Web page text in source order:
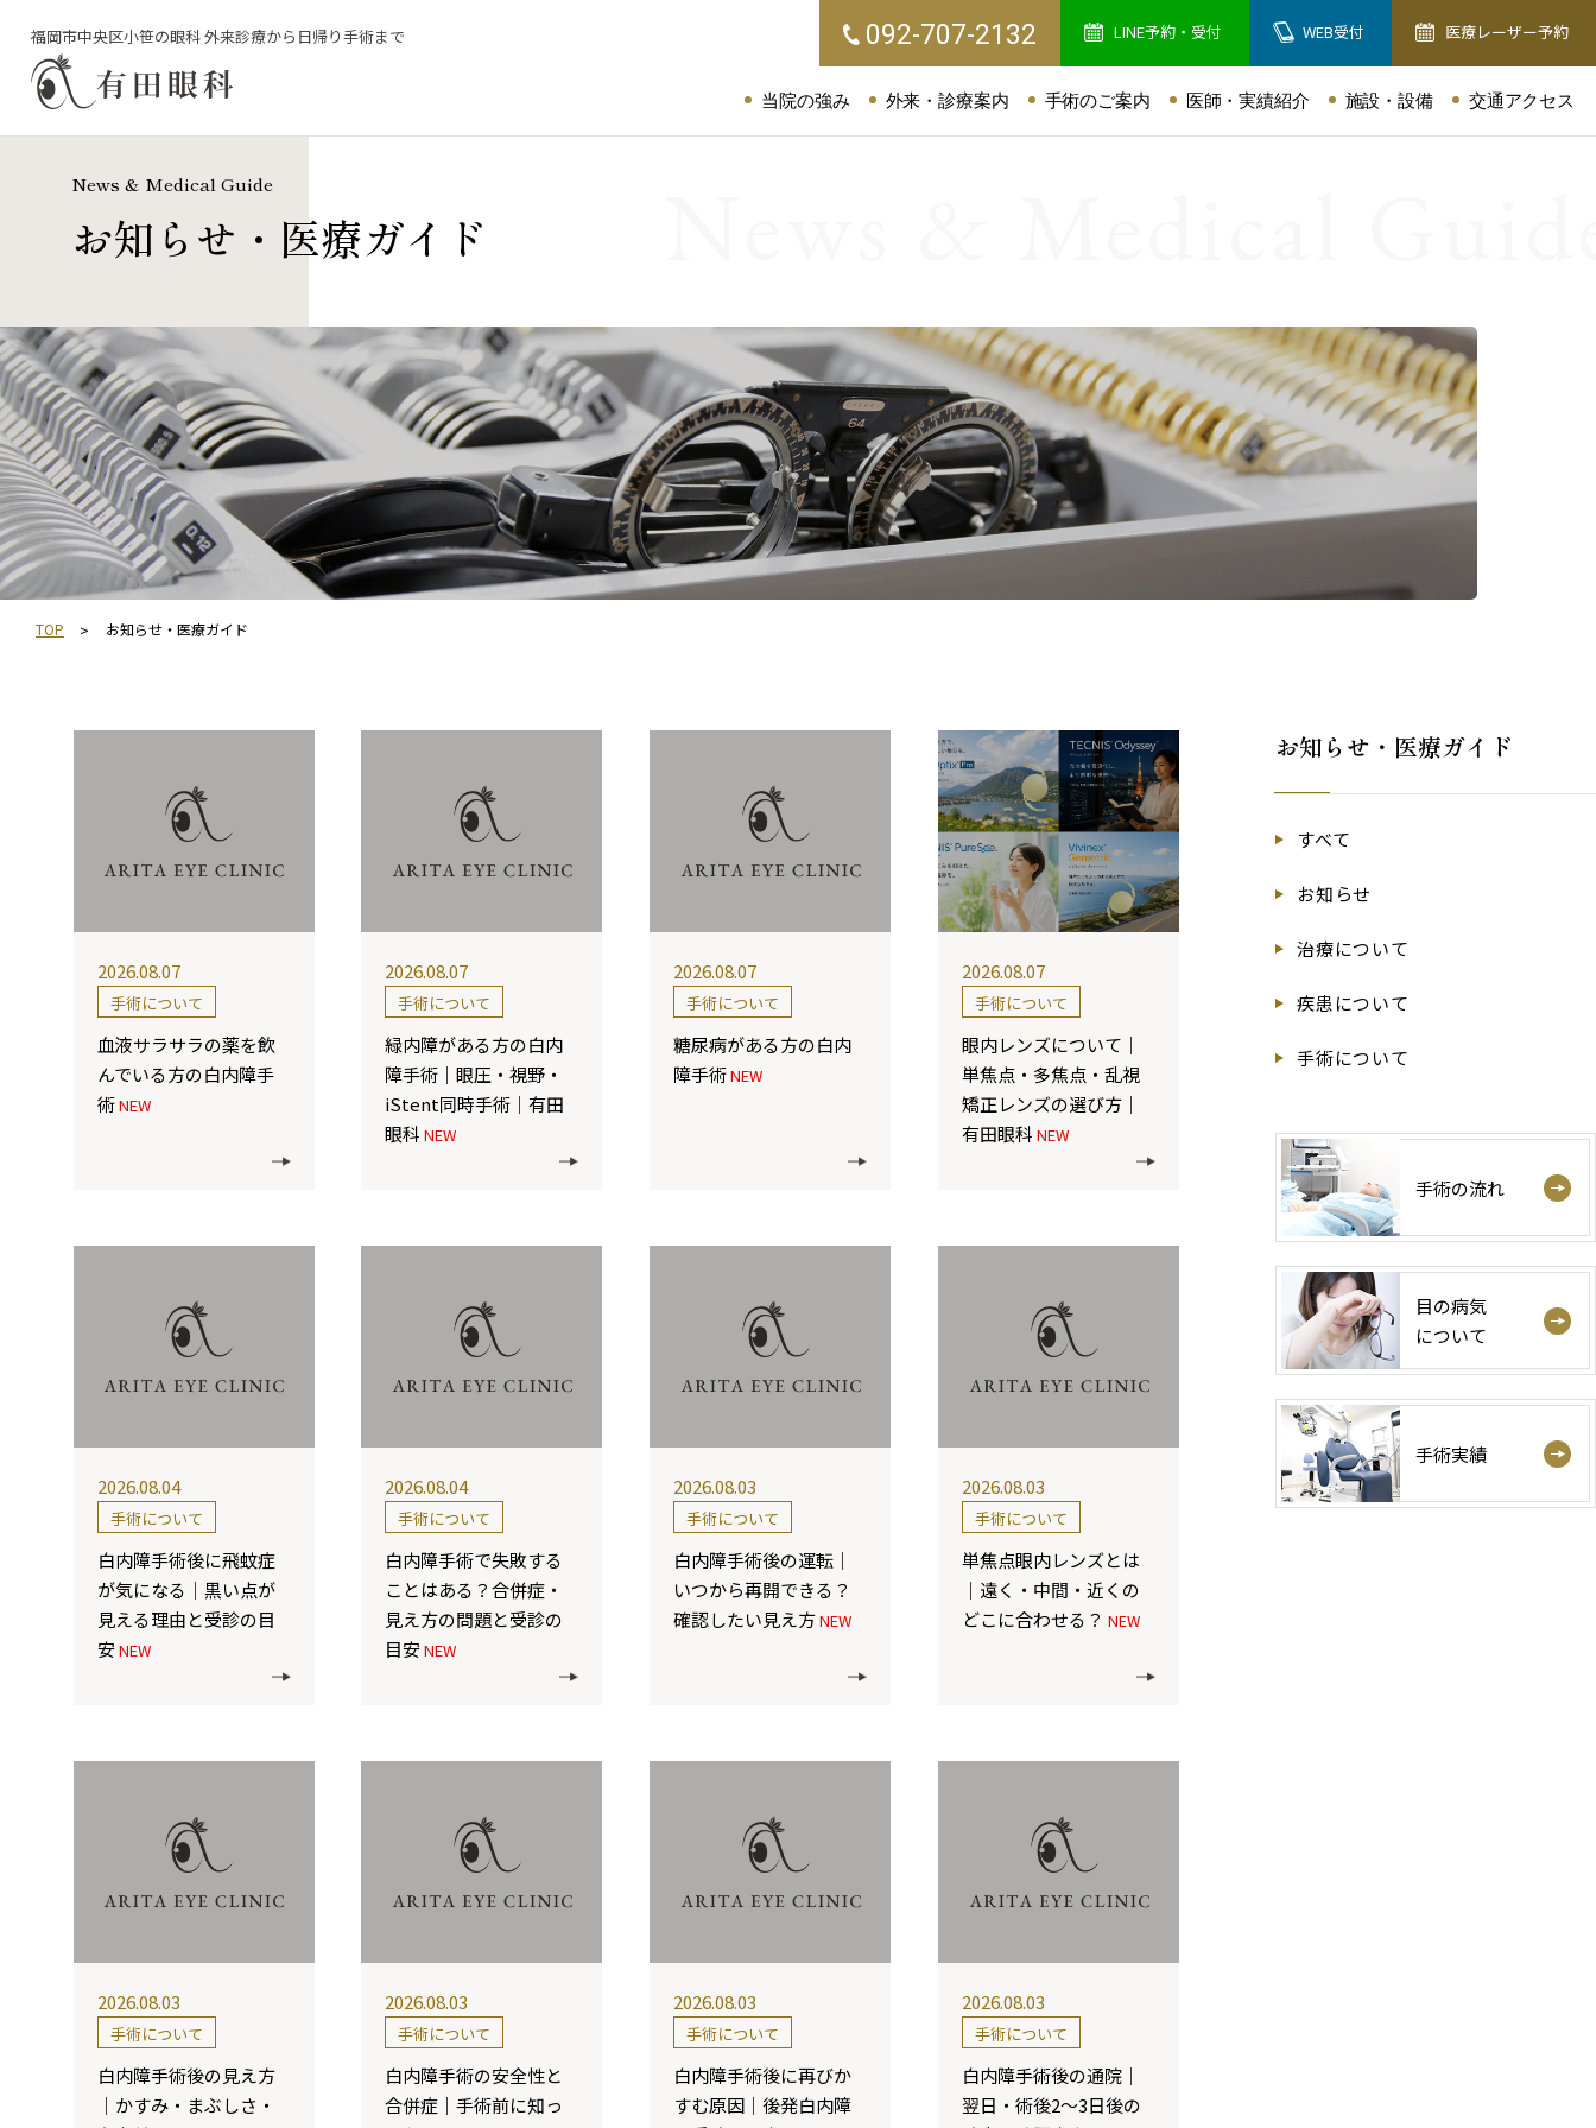
福岡市中央区小笹の眼科 外来診療から日帰り手術まで 092-707-2132 LINE予約・受付 WEB受付 医療レーザー予約
当院の強み 外来・診療案内 手術のご案内 医師・実績紹介 施設・設備 交通アクセス
News & Medical Guide
お知らせ・医療ガイド
TOP お知らせ・医療ガイド
2026.08.07
手術について
血液サラサラの薬を飲
んでいる方の白内障手
術NEW
2026.08.07
手術について
緑内障がある方の白内
障手術｜眼圧・視野・
iStent同時手術｜有田
眼科NEW
2026.08.07
手術について
糖尿病がある方の白内
障手術NEW
2026.08.07
手術について
眼内レンズについて｜
単焦点・多焦点・乱視
矯正レンズの選び方｜
有田眼科NEW
2026.08.04
手術について
白内障手術後に飛蚊症
が気になる｜黒い点が
見える理由と受診の目
安NEW
2026.08.04
手術について
白内障手術で失敗する
ことはある？合併症・
見え方の問題と受診の
目安NEW
2026.08.03
手術について
白内障手術後の運転｜
いつから再開できる？
確認したい見え方NEW
2026.08.03
手術について
単焦点眼内レンズとは
｜遠く・中間・近くの
どこに合わせる？NEW
2026.08.03
手術について
白内障手術後の見え方
｜かすみ・まぶしさ・
2026.08.03
手術について
白内障手術の安全性と
合併症｜手術前に知っ
2026.08.03
手術について
白内障手術後に再びか
すむ原因｜後発白内障
2026.08.03
手術について
白内障手術後の通院｜
翌日・術後2～3日後の
お知らせ・医療ガイド
すべて
お知らせ
治療について
疾患について
手術について
手術の流れ
目の病気
について
手術実績